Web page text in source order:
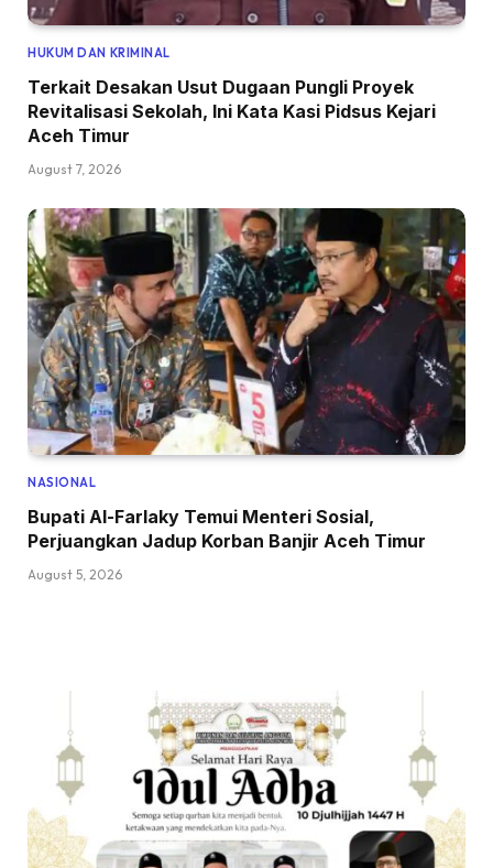
HUKUM DAN KRIMINAL
Terkait Desakan Usut Dugaan Pungli Proyek
Revitalisasi Sekolah, Ini Kata Kasi Pidsus Kejari
Aceh Timur
August 7, 2026
NASIONAL
Bupati Al-Farlaky Temui Menteri Sosial,
Perjuangkan Jadup Korban Banjir Aceh Timur
August 5, 2026